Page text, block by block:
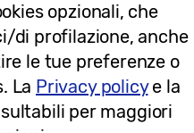
2019: Samsung
opzionali, che
di profilazione, anche
le tue preferenze o
La Privacy policye la
per maggiori